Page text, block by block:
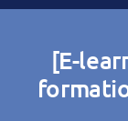
Publiez
[E-